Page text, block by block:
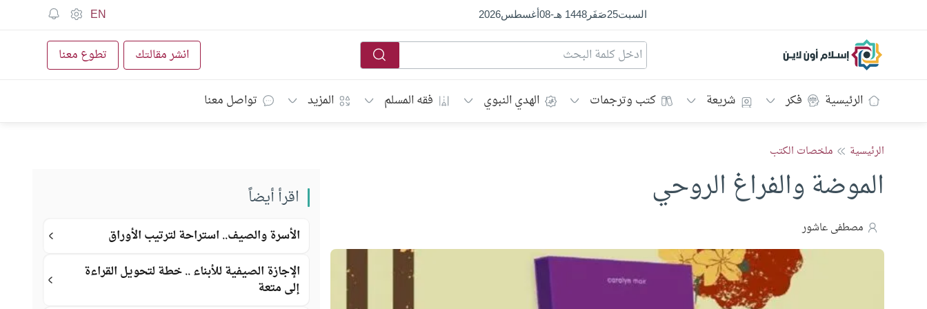
السبت25صَفَر1448 هـ -
08أغسطس2026
EN
إسلام أون لاين انشر مقالتك تطوع معنا
الرئيسية فكر شريعة كتب وترجمات الهدي النبوي فقه المسلم المزيد تواصل معنا
الرئيسية ملخصات الكتب
الموضة والفراغ الروحي
مصطفى عاشور
اقرأ أيضاً
الأسرة والصيف.. استراحة لترتيب الأوراق
الإجازة الصيفية للأبناء .. خطة لتحويل القراءة
إلى متعة